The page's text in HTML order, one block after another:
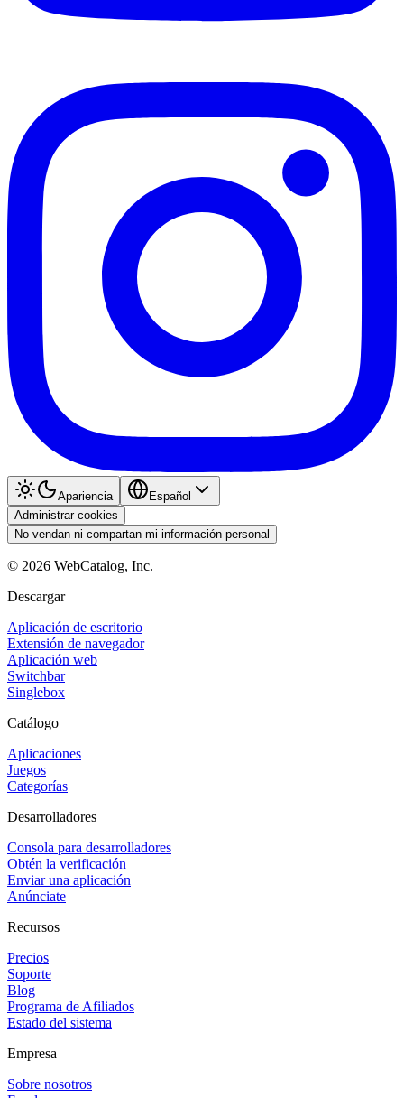
Apariencia
Español
Administrar cookies
No vendan ni compartan mi información personal
© 2026 WebCatalog, Inc.
Descargar
Aplicación de escritorio
Extensión de navegador
Aplicación web
Switchbar
Singlebox
Catálogo
Aplicaciones
Juegos
Categorías
Desarrolladores
Consola para desarrolladores
Obtén la verificación
Enviar una aplicación
Anúnciate
Recursos
Precios
Soporte
Blog
Programa de Afiliados
Estado del sistema
Empresa
Sobre nosotros